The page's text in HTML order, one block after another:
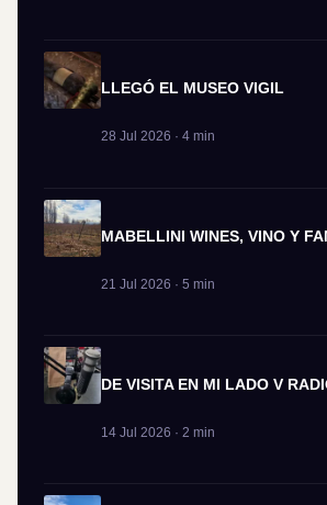
LLEGÓ EL MUSEO VIGIL
28 Jul 2026 · 4 min
MABELLINI WINES, VINO Y
21 Jul 2026 · 5 min
DE VISITA EN MI LADO V
14 Jul 2026 · 2 min